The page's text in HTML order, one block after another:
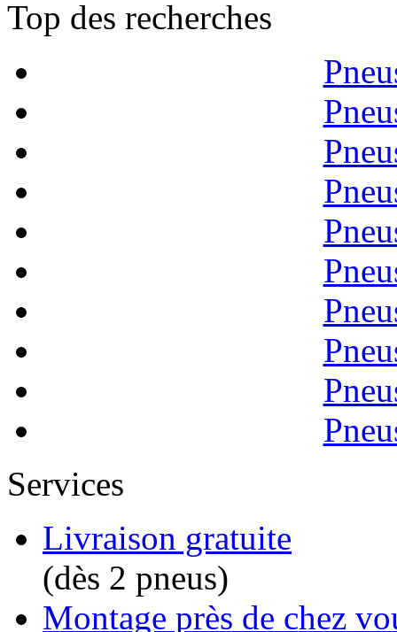
Top des recherches
Services
Livraison gratuite
(dès 2 pneus)
Montage près de chez